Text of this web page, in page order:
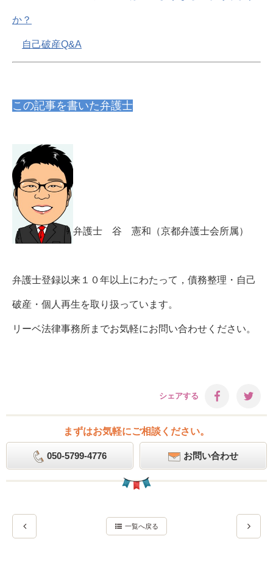
か？
自己破産Q&A
この記事を書いた弁護士
弁護士 谷 憲和（京都弁護士会所属）
弁護士登録以来１０年以上にわたって，債務整理・自己
破産・個人再生を取り扱っています。
リーベ法律事務所までお気軽にお問い合わせください。
シェアする
まずはお気軽にご相談ください。
050-5799-4776 お問い合わせ
一覧へ戻る